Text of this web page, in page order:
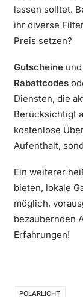
lassen solltet.
ihr diverse
Preis setzen?
Gutscheine und
Rabattcodes
Diensten, die
Berücksichtigt
kostenlose
Aufenthalt,
Ein weiterer
bieten, lokale
möglich,
bezaubernden
Erfahrungen!
POLARLICHT